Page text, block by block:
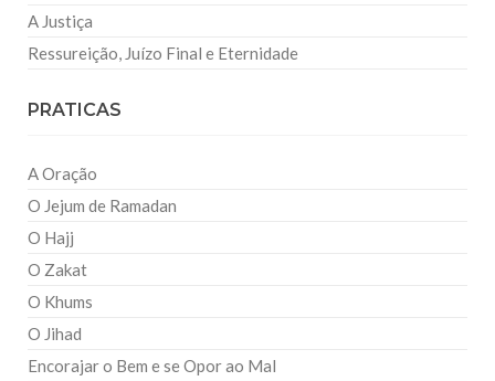
A Justiça
Ressureição, Juízo Final e Eternidade
PRATICAS
A Oração
O Jejum de Ramadan
O Hajj
O Zakat
O Khums
O Jihad
Encorajar o Bem e se Opor ao Mal